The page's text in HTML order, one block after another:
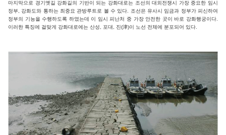
마지막으로 경기옛길 강화길의 기반이 되는 강화대로는 조선의 대외전쟁시 가장 중요한 임시
정부, 강화도와 통하는 최중요 관방루트로 볼 수 있다. 조선은 유사시 임금과 정부가 피신하여
정부의 기능을 수행하도록 하였는데 이 임시 피난처 중 가장 안전한 곳이 바로 강화행궁이다.
이러한 특징에 걸맞게 강화대로에는 산성, 포대, 진(津)이 노선 전체에 분포되어 있다.